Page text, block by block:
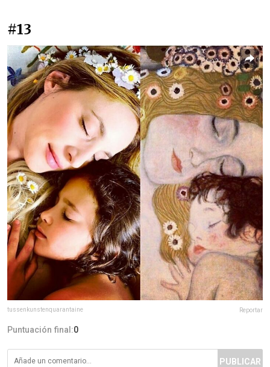
#13
tussenkunstenquarantaine Reportar
Puntuación final:0
PUBLICAR